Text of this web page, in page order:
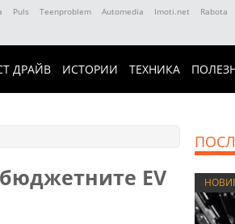
Puls Teenproblem Automedia Imoti.net Rabota
ДРАЙВ ИСТОРИИ ТЕХНИКА
EV